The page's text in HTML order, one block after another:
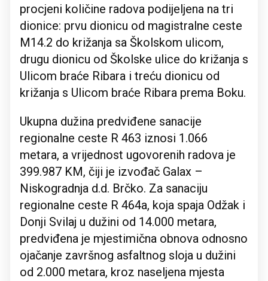
procjeni količine radova podijeljena na tri
dionice: prvu dionicu od magistralne ceste
M14.2 do križanja sa Školskom ulicom,
drugu dionicu od Školske ulice do križanja s
Ulicom braće Ribara i treću dionicu od
križanja s Ulicom braće Ribara prema Boku.
Ukupna dužina predviđene sanacije
regionalne ceste R 463 iznosi 1.066
metara, a vrijednost ugovorenih radova je
399.987 KM, čiji je izvođač Galax –
Niskogradnja d.d. Brčko. Za sanaciju
regionalne ceste R 464a, koja spaja Odžak i
Donji Svilaj u dužini od 14.000 metara,
predviđena je mjestimična obnova odnosno
ojačanje završnog asfaltnog sloja u dužini
od 2.000 metara, kroz naseljena mjesta